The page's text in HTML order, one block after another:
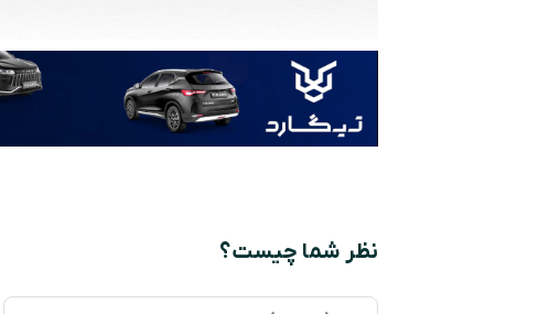
نظر شما چیست؟